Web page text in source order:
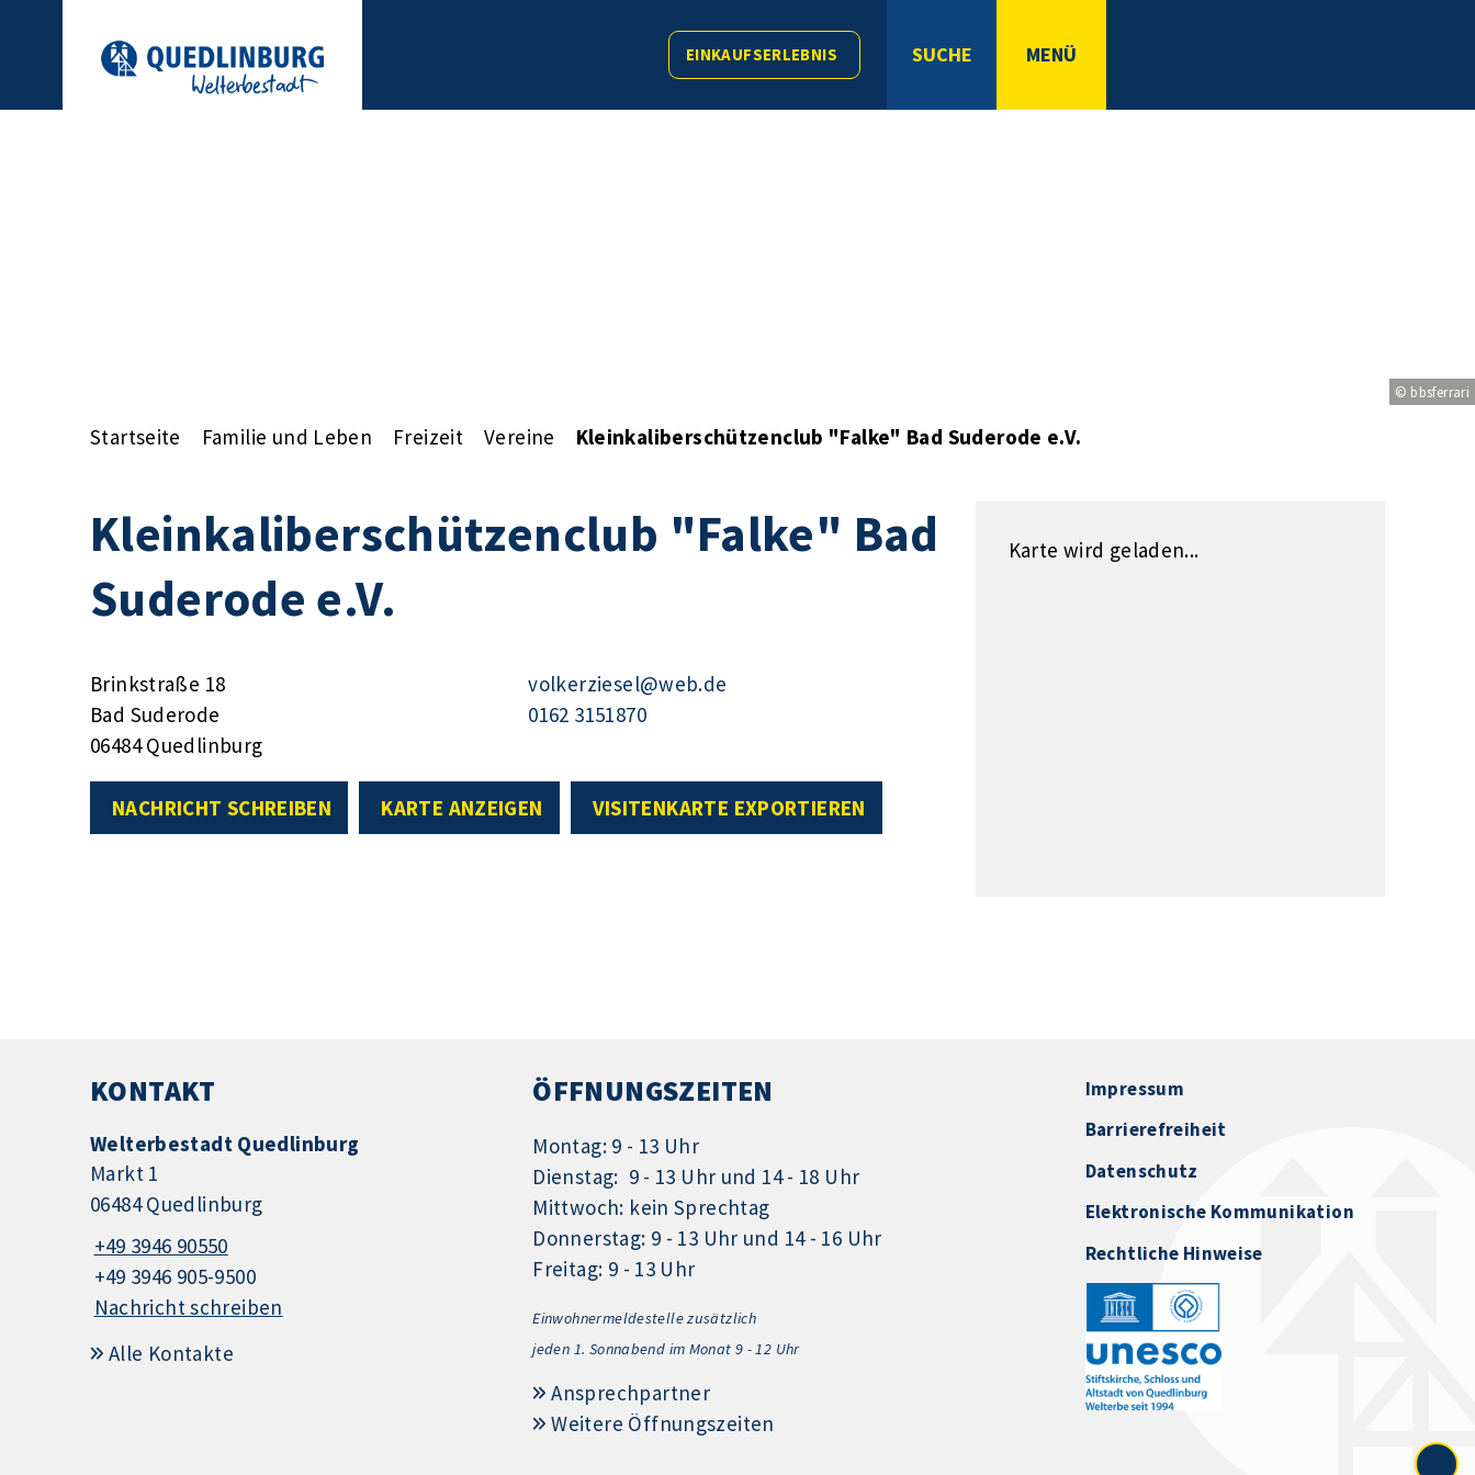
EINKAUFSERLEBNIS SUCHE MENÜ
© bbsferrari
Startseite Familie und Leben Freizeit Vereine Kleinkaliberschützenclub "Falke" Bad Suderode e.V.
Kleinkaliberschützenclub "Falke" Bad
Suderode e.V.
Brinkstraße 18
Bad Suderode
06484 Quedlinburg
volkerziesel@web.de
0162 3151870
NACHRICHT SCHREIBEN KARTE ANZEIGEN VISITENKARTE EXPORTIEREN
Karte wird geladen...
KONTAKT
Welterbestadt Quedlinburg
Markt 1
06484 Quedlinburg
+49 3946 90550
+49 3946 905-9500
Nachricht schreiben
Alle Kontakte
ÖFFNUNGSZEITEN
Montag: 9 - 13 Uhr
Dienstag: 9 - 13 Uhr und 14 - 18 Uhr
Mittwoch: kein Sprechtag
Donnerstag: 9 - 13 Uhr und 14 - 16 Uhr
Freitag: 9 - 13 Uhr
Einwohnermeldestelle zusätzlich
jeden 1. Sonnabend im Monat 9 - 12 Uhr
Ansprechpartner
Weitere Öffnungszeiten
Impressum
Barrierefreiheit
Datenschutz
Elektronische Kommunikation
Rechtliche Hinweise